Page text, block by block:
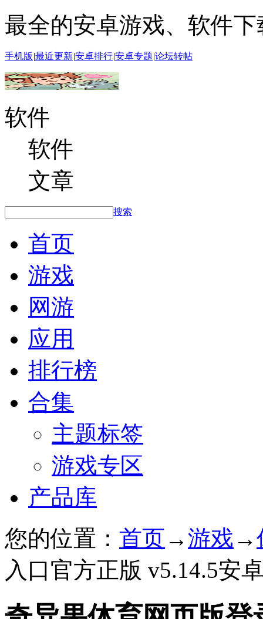
最全的安卓游戏、软件下
手机版 |最近更新|安卓排行|安卓专题|论坛转帖
软件
软件
文章
搜索
首页
游戏
网游
应用
排行榜
合集
主题标签
游戏专区
产品库
您的位置： 首页 →游戏 →
入口官方正版 v5.14.5安